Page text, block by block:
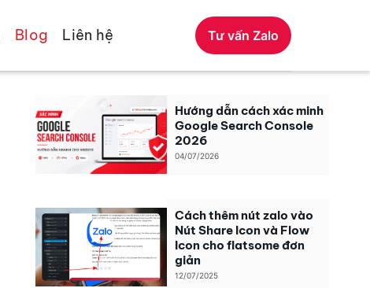
Blog Liên hệ Tư vấn Zalo
Hướng dẫn cách xác minh
Google Search Console
2026
04/07/2026
Cách thêm nút zalo vào
Nút Share Icon và Flow
Icon cho flatsome đơn
giản
12/07/2025